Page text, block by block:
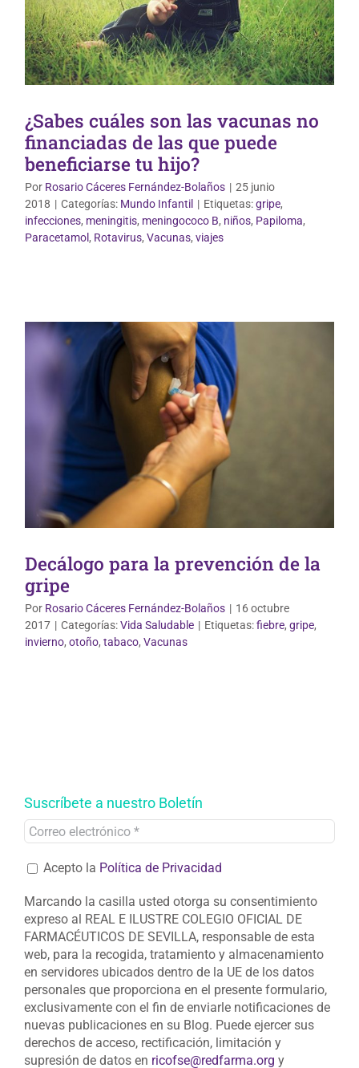
¿Sabes cuáles son las vacunas no
financiadas de las que puede
beneficiarse tu hijo?
Por Rosario Cáceres Fernández-Bolaños | 25 junio
2018 | Categorías: Mundo Infantil | Etiquetas:gripe,
infecciones, meningitis, meningococo B, niños, Papiloma,
Paracetamol, Rotavirus, Vacunas, viajes
Vida Saludable
Decálogo para la prevención de la
gripe
Por Rosario Cáceres Fernández-Bolaños | 16 octubre
2017 | Categorías:Vida Saludable | Etiquetas:fiebre, gripe,
invierno, otoño, tabaco, Vacunas
Suscríbete a nuestro Boletín
Acepto la Política de Privacidad
Marcando la casilla usted otorga su consentimiento
expreso al REAL E ILUSTRE COLEGIO OFICIAL DE
FARMACÉUTICOS DE SEVILLA, responsable de esta
web, para la recogida, tratamiento y almacenamiento
en servidores ubicados dentro de la UE de los datos
personales que proporciona en el presente formulario,
exclusivamente con el fin de enviarle notificaciones de
nuevas publicaciones en su Blog. Puede ejercer sus
derechos de acceso, rectificación, limitación y
supresión de datos en ricofse@redfarma.org y